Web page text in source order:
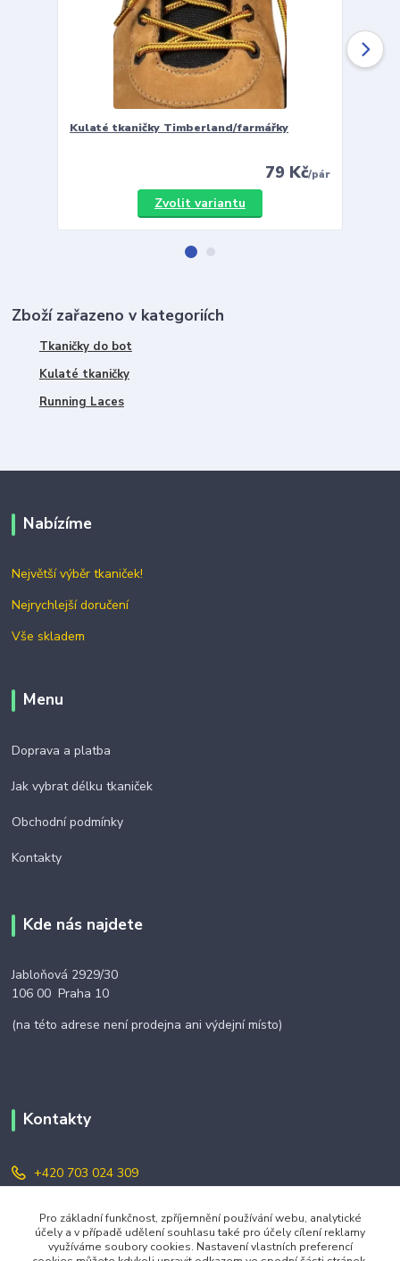
Kulaté tkaničky Timberland/farmářky
79 Kč/pár
Zvolit variantu
Zboží zařazeno v kategoriích
Tkaničky do bot
Kulaté tkaničky
Running Laces
Nabízíme
Největší výběr tkaniček!
Nejrychlejší doručení
Vše skladem
Menu
Doprava a platba
Jak vybrat délku tkaniček
Obchodní podmínky
Kontakty
Kde nás najdete
Jabloňová 2929/30
106 00 Praha 10
(na této adrese není prodejna ani výdejní místo)
Kontakty
+420 703 024 309
objednavky@zavazuj.cz
Pro základní funkčnost, zpříjemnění používání webu, analytické
účely a v případě udělení souhlasu také pro účely cílení reklamy
využíváme soubory cookies. Nastavení vlastních preferencí